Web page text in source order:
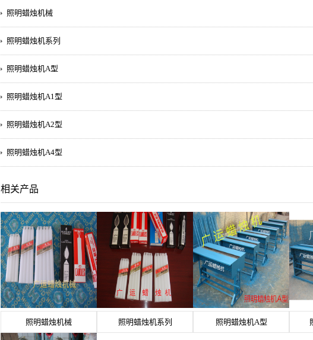
照明蜡烛机械
照明蜡烛机系列
照明蜡烛机A型
照明蜡烛机A1型
照明蜡烛机A2型
照明蜡烛机A4型
相关产品
照明蜡烛机械 照明蜡烛机系列 照明蜡烛机A型